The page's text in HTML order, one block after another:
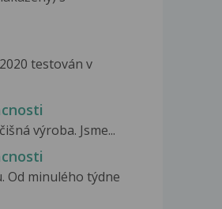
testován v
výroba. Jsme...
Od minulého týdne